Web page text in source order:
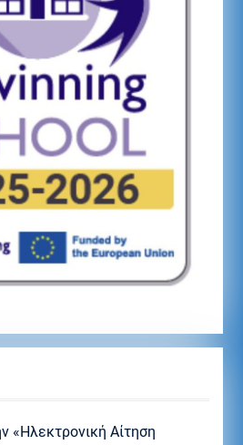
«Ηλεκτρονική Αίτηση